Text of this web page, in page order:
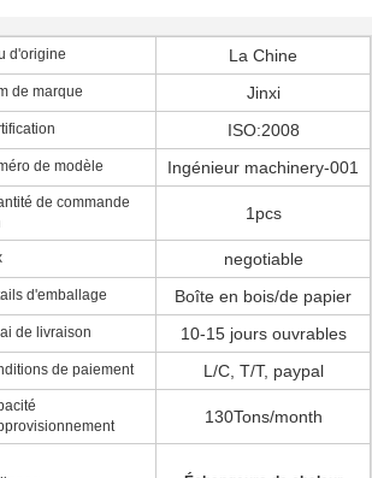
d'origine La Chine
de marque Jinxi
ISO:2008
de modèle Ingénieur machinery-001
de commande
1pcs
negotiable
d'emballage Boîte en bois/de papier
de livraison 10-15 jours ouvrables
de paiement L/C, T/T, paypal
130Tons/month